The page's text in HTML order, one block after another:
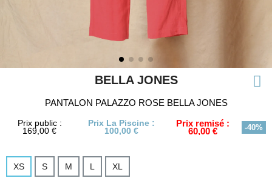
BELLA JONES
PANTALON PALAZZO ROSE BELLA JONES
Prix public :
169,00 €
Prix La Piscine :
100,00 €
Prix remisé :
60,00 € -40%
XS S M L XL